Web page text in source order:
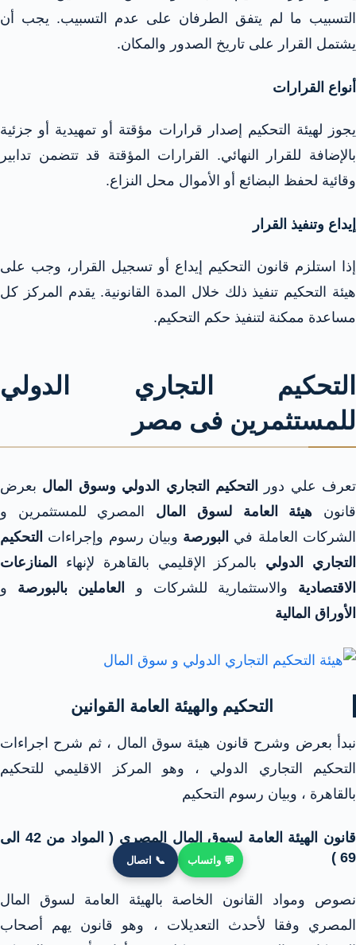
التسبيب ما لم يتفق الطرفان على عدم التسبيب. يجب أن
يشتمل القرار على تاريخ الصدور والمكان.​
أنواع القرارات
يجوز لهيئة التحكيم إصدار قرارات مؤقتة أو تمهيدية أو جزئية
بالإضافة للقرار النهائي. القرارات المؤقتة قد تتضمن تدابير
وقائية لحفظ البضائع أو الأموال محل النزاع.​
إيداع وتنفيذ القرار
إذا استلزم قانون التحكيم إيداع أو تسجيل القرار، وجب على
هيئة التحكيم تنفيذ ذلك خلال المدة القانونية. يقدم المركز كل
مساعدة ممكنة لتنفيذ حكم التحكيم.​
التحكيم التجاري الدولي
للمستثمرين فى مصر
تعرف علي دور التحكيم التجاري الدولي وسوق المال بعرض
قانون هيئة العامة لسوق المال المصري للمستثمرين و
الشركات العاملة في البورصة وبيان رسوم وإجراءات التحكيم
التجاري الدولي بالمركز الإقليمي بالقاهرة لإنهاء
المنازعات
الاقتصادية والاستثمارية للشركات و العاملين بالبورصة و
الأوراق المالية
التحكيم والهيئة العامة القوانين
نبدأ بعرض وشرح قانون هيئة سوق المال ، ثم شرح اجراءات
التحكيم التجاري الدولي ، وهو المركز الاقليمي للتحكيم
بالقاهرة ، وبيان رسوم التحكيم
قانون الهيئة العامة لسوق المال المصري ( المواد من 42 الى
69 )
نصوص ومواد القانون الخاصة بالهيئة العامة لسوق المال
المصري وفقا لأحدث التعديلات ، وهو قانون يهم أصحاب
💬 واتساب 📞 اتصال